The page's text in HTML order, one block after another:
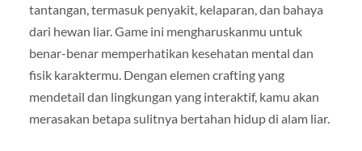
tantangan, termasuk penyakit, kelaparan, dan bahaya
dari hewan liar. Game ini mengharuskanmu untuk
benar-benar memperhatikan kesehatan mental dan
fisik karaktermu. Dengan elemen crafting yang
mendetail dan lingkungan yang interaktif, kamu akan
merasakan betapa sulitnya bertahan hidup di alam liar.